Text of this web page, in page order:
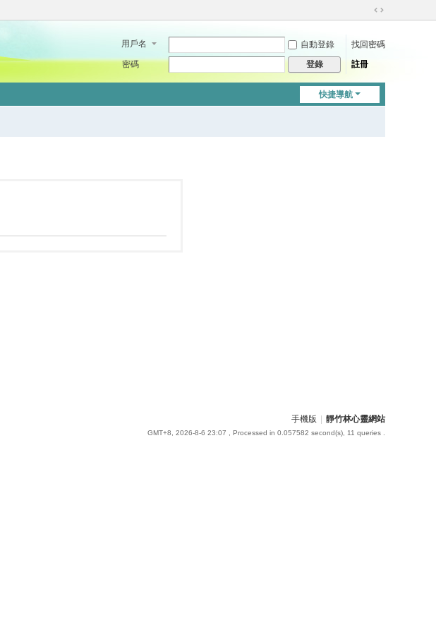
切
到
用戶名 自動登錄
找回密碼
密碼
登錄 註冊
快捷導航
手機版 靜竹林心靈網站
GMT+8, 2026-8-6 23:07 , Processed in 0.057582 second(s), 11 queries .